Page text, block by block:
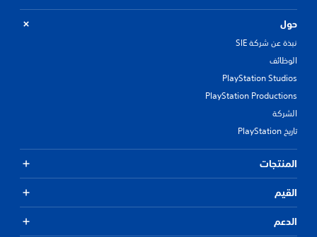
حول
نبذة عن شركة SIE
الوظائف
PlayStation Studios
PlayStation Productions
الشركة
تاريخ PlayStation
المنتجات
القيم
الدعم